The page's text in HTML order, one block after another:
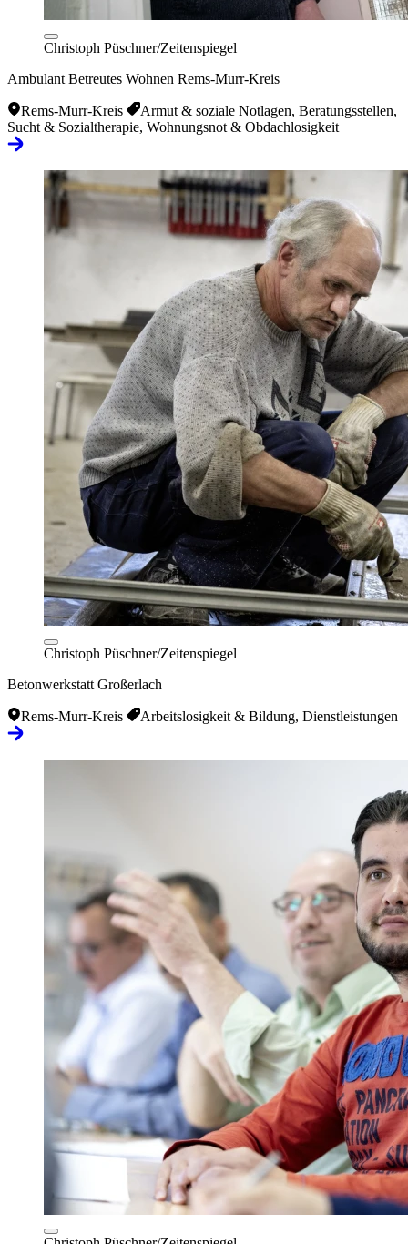
Christoph Püschner/Zeitenspiegel
Ambulant Betreutes Wohnen Rems-Murr-Kreis
Rems-Murr-Kreis
Armut & soziale Notlagen, Beratungsstellen,
Sucht & Sozialtherapie, Wohnungsnot & Obdachlosigkeit
Christoph Püschner/Zeitenspiegel
Betonwerkstatt Großerlach
Rems-Murr-Kreis Arbeitslosigkeit & Bildung, Dienstleistungen